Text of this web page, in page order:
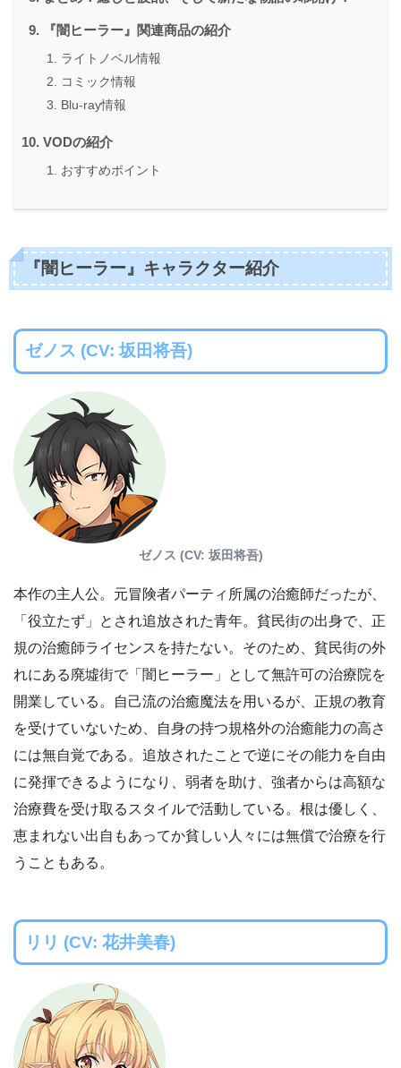
『闇ヒーラー』関連商品の紹介
ライトノベル情報
コミック情報
Blu-ray情報
VODの紹介
おすすめポイント
『闇ヒーラー』キャラクター紹介
ゼノス (CV: 坂田将吾)
ゼノス (CV: 坂田将吾)
本作の主人公。元冒険者パーティ所属の治癒師だったが、
「役立たず」とされ追放された青年。貧民街の出身で、正
規の治癒師ライセンスを持たない。そのため、貧民街の外
れにある廃墟街で「闇ヒーラー」として無許可の治療院を
開業している。自己流の治癒魔法を用いるが、正規の教育
を受けていないため、自身の持つ規格外の治癒能力の高さ
には無自覚である。追放されたことで逆にその能力を自由
に発揮できるようになり、弱者を助け、強者からは高額な
治療費を受け取るスタイルで活動している。根は優しく、
恵まれない出自もあってか貧しい人々には無償で治療を行
うこともある。
リリ (CV: 花井美春)